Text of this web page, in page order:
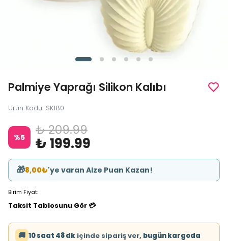
Palmiye Yaprağı Silikon Kalıbı
Ürün Kodu: SK180
%5 ₺ 209.99
₺ 199.99
🎁8,00₺'ye varan Alze Puan Kazan!
Birim Fiyat:
Taksit Tablosunu Gör 💳
🚚 10 saat 48 dk içinde sipariş ver, bugün kargoda